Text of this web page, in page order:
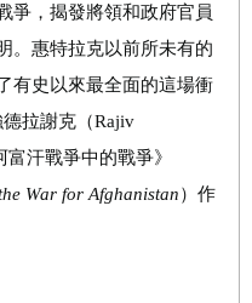
爭，揭發將領和政府官員
。惠特拉克以前所未有的
有史以來最全面的這場衝
德拉謝克 （Rajiv
富汗戰爭中的戰爭》
War for Afghanistan）作